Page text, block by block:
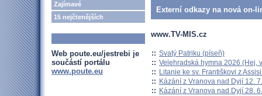
Zajímavé
15 nejčtenějších
Web poute.eu/jestrebi je
součástí portálu
www.poute.eu
Externí odkazy na nová on-
www.TV-MIS.cz
:: Svatý Patriku (píseň)
:: Velehradská hymna 2026 (Hej,
:: Litanie ke sv. Františkovi z
:: Kázání z Vranova nad Dyjí 12.
:: Kázání z Vranova nad Dyjí 28.